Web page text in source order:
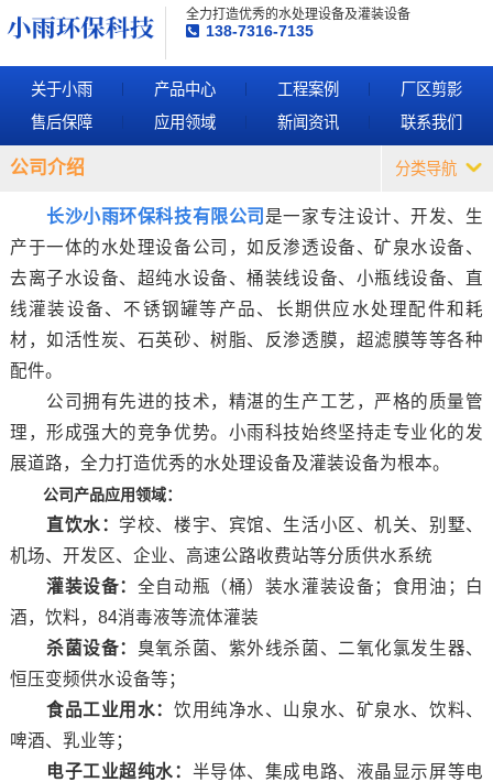
全力打造优秀的水处理设备及灌装设备
138-7316-7135
关于小雨 产品中心 工程案例
厂区剪影
售后保障
应用领域 新闻资讯 联系我们
公司介绍 分类导航
长沙小雨环保科技有限公司 是一家专注设计、开发、生
产于一体的水处理设备公司，如反渗透设备、矿泉水设备、
去离子水设备、超纯水设备、桶装线设备、小瓶线设备、直
线灌装设备、不锈钢罐等产品、长期供应水处理配件和耗
材，如活性炭、石英砂、树脂、反渗透膜，超滤膜等等各种
配件。
公司拥有先进的技术，精湛的生产工艺，严格的质量管
理，形成强大的竞争优势。小雨科技始终坚持走专业化的发
展道路，全力打造优秀的水处理设备及灌装设备为根本。
公司产品应用领域：
直饮水： 学校、楼宇、宾馆、生活小区、机关、别墅、
机场、开发区、企业、高速公路收费站等分质供水系统
灌装设备： 全自动瓶（桶）装水灌装设备；食用油；白
酒，饮料，84消毒液等流体灌装
杀菌设备： 臭氧杀菌、紫外线杀菌、二氧化氯发生器、
恒压变频供水设备等；
食品工业用水：饮用纯净水、山泉水、矿泉水、饮料、
啤酒、乳业等；
电子工业超纯水： 半导体、集成电路、液晶显示屏等电